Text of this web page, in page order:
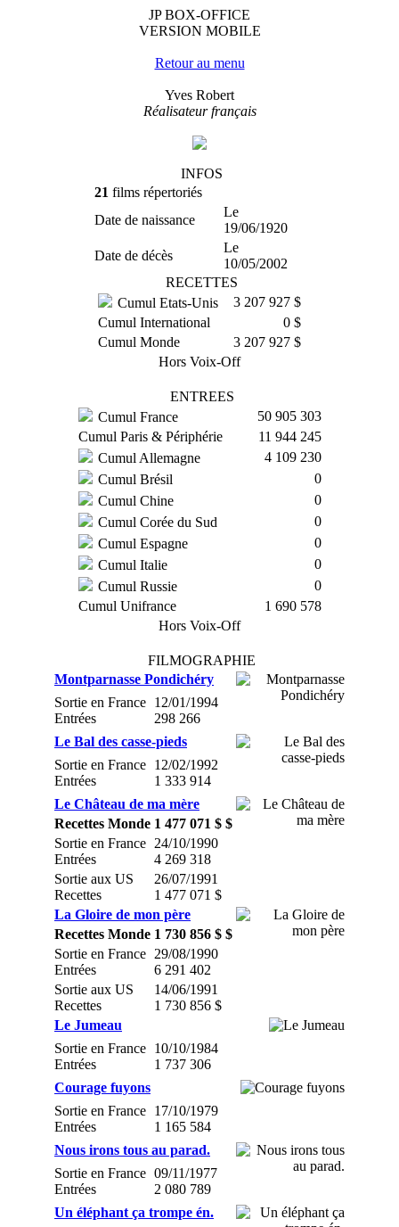
JP BOX-OFFICE
VERSION MOBILE
Retour au menu
Yves Robert
Réalisateur français
INFOS
21 films répertoriés
Date de naissance
Le
19/06/1920
Date de décès
Le
10/05/2002
RECETTES
Cumul Etats-Unis
3 207 927 $
Cumul International
0 $
Cumul Monde
3 207 927 $
Hors Voix-Off
ENTREES
Cumul France
50 905 303
Cumul Paris & Périphérie
11 944 245
Cumul Allemagne
4 109 230
Cumul Brésil
0
Cumul Chine
0
Cumul Corée du Sud
0
Cumul Espagne
0
Cumul Italie
0
Cumul Russie
0
Cumul Unifrance
1 690 578
Hors Voix-Off
FILMOGRAPHIE
Montparnasse Pondichéry
Sortie en France
Entrées
12/01/1994
298 266
Le Bal des casse-pieds
Sortie en France
Entrées
12/02/1992
1 333 914
Le Château de ma mère
Recettes Monde 1 477 071 $ $
Sortie en France
Entrées
24/10/1990
4 269 318
Sortie aux US
Recettes
26/07/1991
1 477 071 $
La Gloire de mon père
Recettes Monde 1 730 856 $ $
Sortie en France
Entrées
29/08/1990
6 291 402
Sortie aux US
Recettes
14/06/1991
1 730 856 $
Le Jumeau
Sortie en France
Entrées
10/10/1984
1 737 306
Courage fuyons
Sortie en France
Entrées
17/10/1979
1 165 584
Nous irons tous au parad.
Sortie en France
Entrées
09/11/1977
2 080 789
Un éléphant ça trompe én.